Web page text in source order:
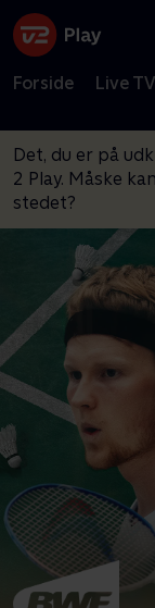
Forside Live TV
Det, du er på
2 Play. Måske
stedet?